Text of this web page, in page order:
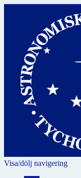
Visa/dölj navigering